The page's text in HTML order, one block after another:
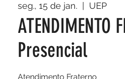
seg., 15 de jan. UEP
ATENDIMENTO
Presencial
Atendimento Fraterno